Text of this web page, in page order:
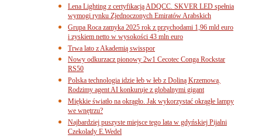
Lena Lighting z certyfikacją ADQCC. SKVER LED spełnia
wymogi rynku Zjednoczonych Emiratów Arabskich
Grupa Roca zamyka 2025 rok z przychodami 1,96 mld euro
i zyskiem netto w wysokości 43 mln euro
Trwa lato z Akademią swisspor
Nowy odkurzacz pionowy 2w1 Cecotec Conga Rockstar
RS50
Polska technologia idzie łeb w łeb z Doliną Krzemową.
Rodzimy agent AI konkuruje z globalnymi gigant
Miękkie światło na okrągło. Jak wykorzystać okrągłe lampy
we wnętrzu?
Najbardziej puszyste miejsce tego lata w gdyńskiej Pijalni
Czekolady E.Wedel